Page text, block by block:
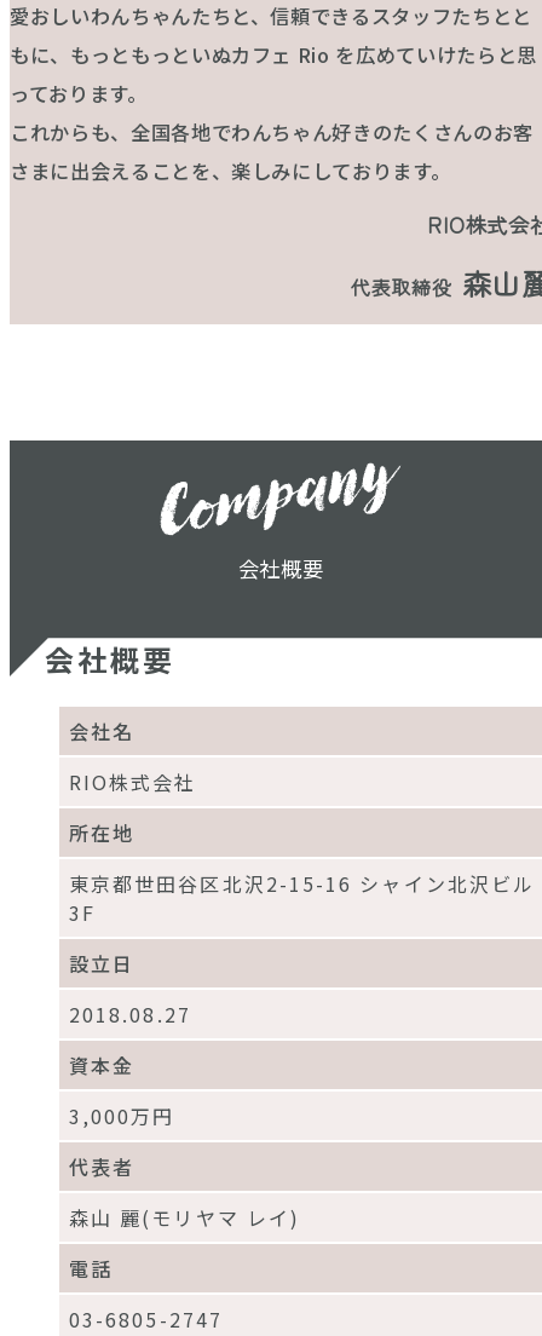
愛おしいわんちゃんたちと、信頼できるスタッフたちとと
もに、もっともっといぬカフェ Rio を広めていけたらと思
っております。
これからも、全国各地でわんちゃん好きのたくさんのお客
さまに出会えることを、楽しみにしております。
RIO株式会
代表取締役 森山
会社概要
会社概要
会社名
RIO株式会社
所在地
東京都世田谷区北沢2-15-16 シャイン北沢ビル
3F
設立日
2018.08.27
資本金
3,000万円
代表者
森山 麗(モリヤマ レイ)
電話
03-6805-2747